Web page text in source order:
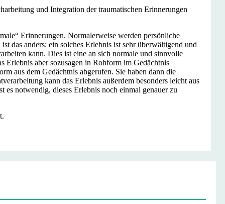
und Integration der traumatischen Erinnerungen
Erinnerungen. Normalerweise werden persönliche
das anders: ein solches Erlebnis ist sehr überwältigend und
kann. Dies ist eine an sich normale und sinnvolle
Erlebnis aber sozusagen in Rohform im Gedächtnis
aus dem Gedächtnis abgerufen. Sie haben dann die
kann das Erlebnis außerdem besonders leicht aus
notwendig, dieses Erlebnis noch einmal genauer zu